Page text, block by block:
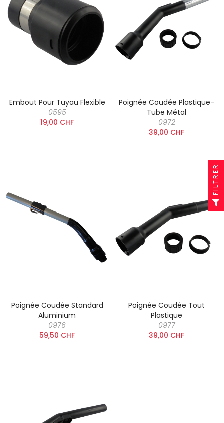
Embout Pour Tuyau Flexible
0595
19,00 CHF
Poignée Coudée Plastique-
Tube Métal
0972
39,00 CHF
Poignée Coudée Standard
Aluminium
0976
59,50 CHF
Poignée Coudée Tout
Plastique
0977
39,00 CHF
FILTRER